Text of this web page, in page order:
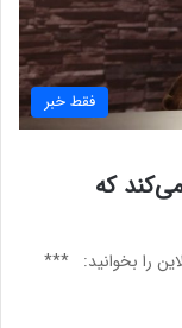
فقط خبر
که
را بخوانید: ***